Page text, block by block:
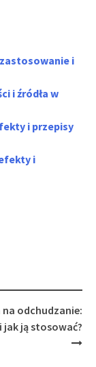
i
i źródła w
i przepisy
i
na odchudzanie:
jak ją stosować?